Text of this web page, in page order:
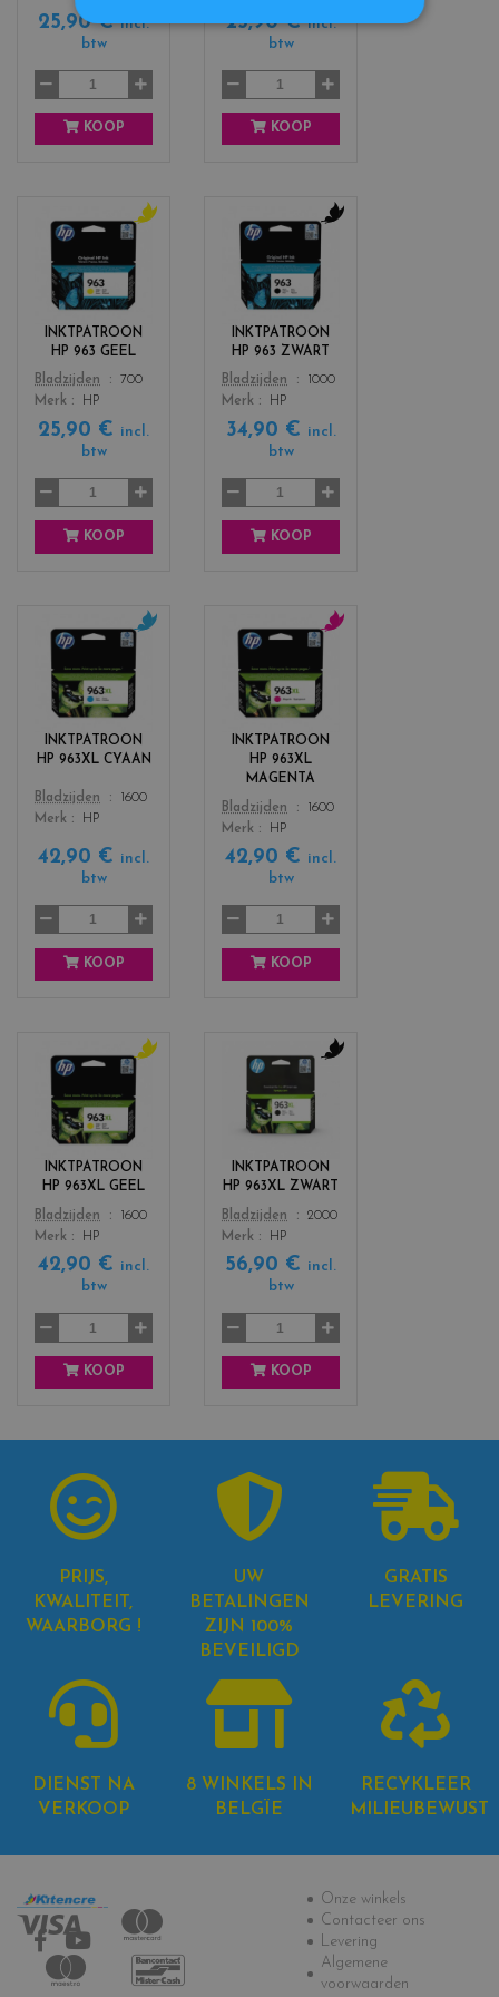
a
25,90 €incl.
btw
KOOP
g
t
25,90 €incl.
btw
KOOP
INKTPATROON
HP 963 GEEL
Color
c
o
l
o
r
y
l
w
Bladzijden
700
Merk
HP
25,90 €
incl.
btw
KOOP
INKTPATROON
HP 963 ZWART
Color
o
o
r
s
b
a
Bladzijden
1000
Merk
HP
34,90 €
incl.
btw
KOOP
INKTPATROON
HP 963XL CYAAN
Color
c
o
l
o
r
s
c
n
Bladzijden
1600
Merk
HP
42,90 €
incl.
btw
KOOP
INKTPATROON
HP 963XL
MAGENTA
Color
c
o
l
o
r
a
e
a
Bladzijden
1600
Merk
HP
42,90 €
incl.
btw
KOOP
INKTPATROON
HP 963XL GEEL
Color
c
o
l
o
r
s
y
l
w
Bladzijden
1600
Merk
HP
42,90 €
incl.
btw
KOOP
INKTPATROON
HP 963XL ZWART
Color
r
s
b
a
Bladzijden
2000
Merk
HP
56,90 €
incl.
btw
KOOP
PRIJS,
KWALITEIT,
WAARBORG !
UW
BETALINGEN
ZIJN 100%
BEVEILIGD
GRATIS
LEVERING
DIENST NA
VERKOOP
8 WINKELS IN
BELGÏE
RECYKLEER
MILIEUBEWUST
Informatie
Onze winkels
Contacteer ons
Levering
Algemene
voorwaarden